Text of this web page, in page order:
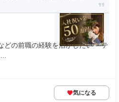
どの前職の経験を活かしたい ・テ
気になる